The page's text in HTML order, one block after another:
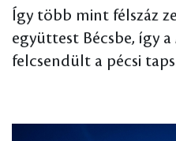
Így több mint félszáz
együttest Bécsbe, így
felcsendült a pécsi